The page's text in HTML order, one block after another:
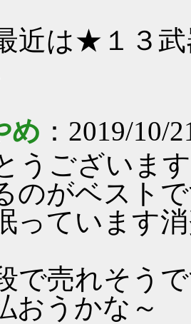
近は★１３武
め ：2019/10/
うございま
のがベスト
っています
で売れそう
おうかな～